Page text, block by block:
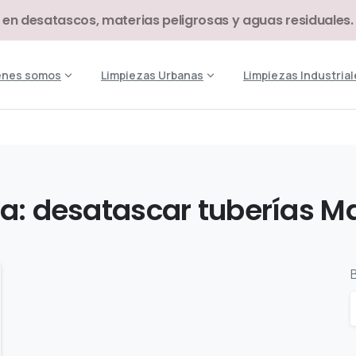
desatascos, materias peligrosas y aguas residuales.
somos Limpiezas Urbanas Limpiezas
desatascartuberías